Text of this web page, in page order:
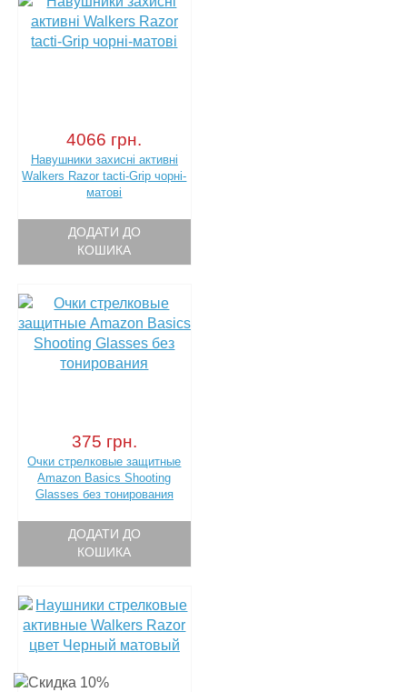
4066 грн.
Навушники захисні активні
Walkers Razor tacti-Grip чорні-
матові
ДОДАТИ ДО
КОШИКА
375 грн.
Очки стрелковые защитные
Amazon Basics Shooting
Glasses без тонирования
ДОДАТИ ДО
КОШИКА